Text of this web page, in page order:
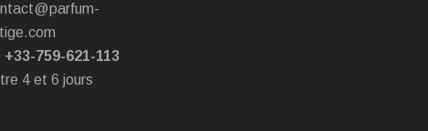
+33-759-621-113
4 et 6 jours